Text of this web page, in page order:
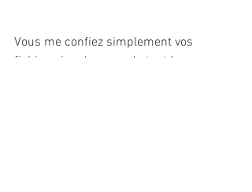
Vous me confiez simplement vos
fichiers, je m'occupe de tout !